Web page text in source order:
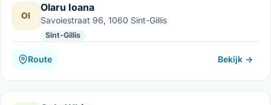
OI
Olaru Ioana
Savoiestraat 96, 1060 Sint-Gillis
Sint-Gillis
Route Bekijk →